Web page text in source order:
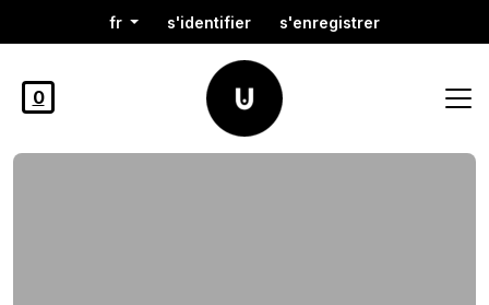
fr s'identifier s'enregistrer
0